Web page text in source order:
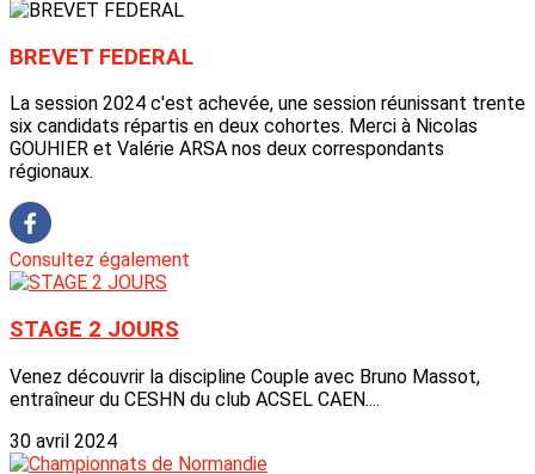
BREVET FEDERAL
La session 2024 c'est achevée, une session réunissant trente
six candidats répartis en deux cohortes. Merci à Nicolas
GOUHIER et Valérie ARSA nos deux correspondants
régionaux.
Consultez également
STAGE 2 JOURS
Venez découvrir la discipline Couple avec Bruno Massot,
entraîneur du CESHN du club ACSEL CAEN....
30 avril 2024